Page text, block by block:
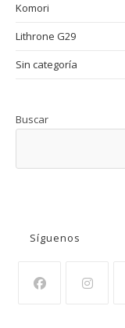
Komori
Lithrone G29
Sin categoría
Buscar
Síguenos